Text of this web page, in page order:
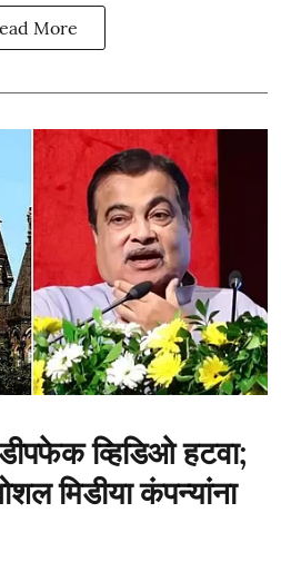
More
व्हिडिओ हटवा;
मिडीया कंपन्यांना